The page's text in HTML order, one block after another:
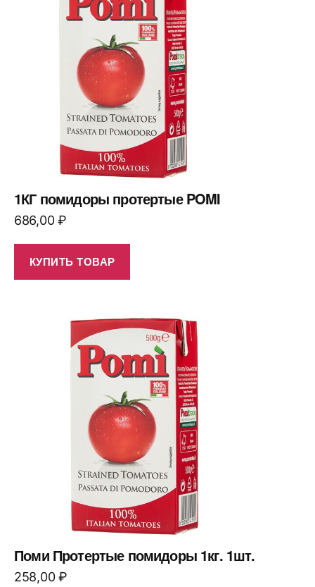
1КГ помидоры протертые POMI
686,00₽
КУПИТЬ ТОВАР
Поми Протертые помидоры 1кг. 1шт.
258,00₽